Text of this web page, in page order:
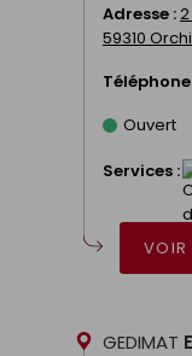
Adresse :
59310
Téléphone
Ouvert
Services :
VOIR
GEDIMAT